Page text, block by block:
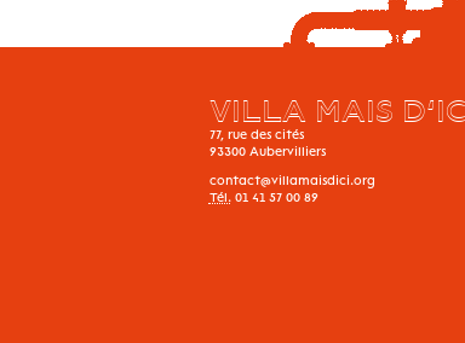
VILLA MAIS
77, rue des cités
93300 Aubervilliers
contact@villamaisdici.org
Tél. 01 41 57 00 89